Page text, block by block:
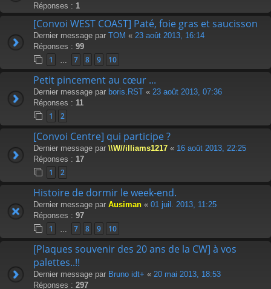
Réponses : 1
[Convoi WEST COAST] Paté, foie gras et saucisson
Dernier message par TOM « 23 août 2013, 16:14
Réponses : 99
1 7 8 9 10
Petit pincement au cœur ...
Dernier message par boris.RST « 23 août 2013, 07:36
Réponses : 11
1 2
[Convoi Centre] qui participe ?
Dernier message par \\W//illiams1217 « 16 août 2013, 22:25
Réponses : 17
1 2
Histoire de dormir le week-end.
Dernier message par Ausiman « 01 juil. 2013, 11:25
Réponses : 97
1 7 8 9 10
[Plaques souvenir des 20 ans de la CW] à vos
palettes..!!
Dernier message par Bruno idt+ « 20 mai 2013, 18:53
Réponses : 297